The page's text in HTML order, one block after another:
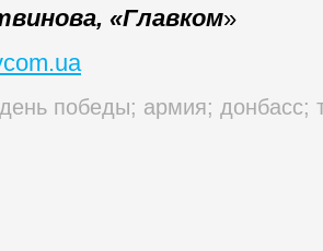
«Главком»
день победы; армия; донбасс;